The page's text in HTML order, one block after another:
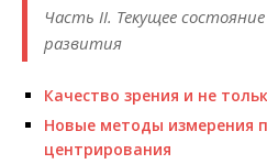
Часть II. Текущее
развития
Качество зрения и не
Новые методы измерения
центрирования